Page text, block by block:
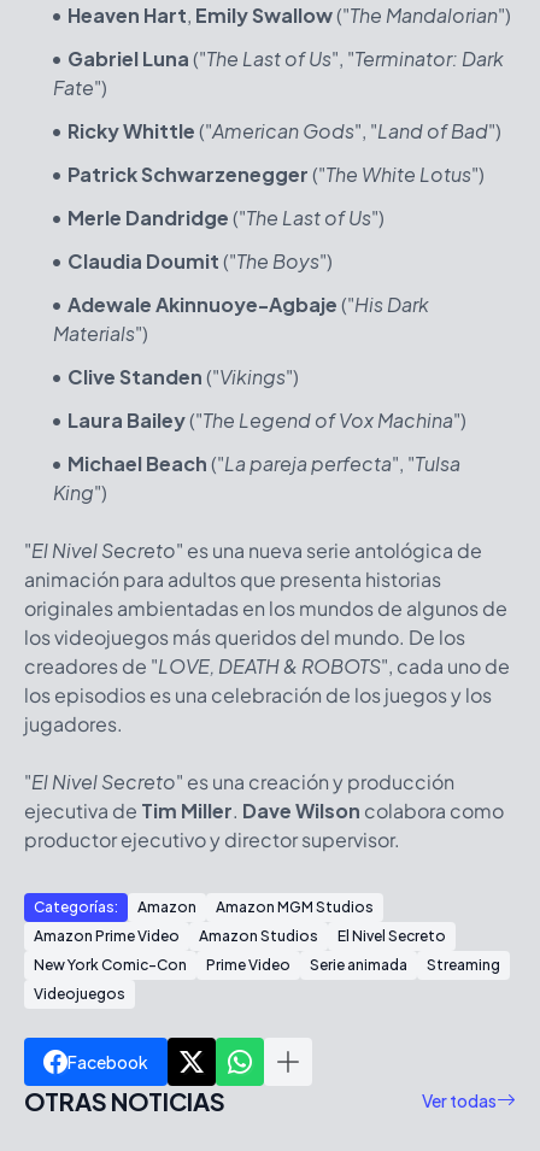
Heaven Hart, Emily Swallow("The Mandalorian")
Gabriel Luna("The Last of Us", "Terminator: Dark
Fate")
Ricky Whittle("American Gods", "Land of Bad")
Patrick Schwarzenegger("The White Lotus")
Merle Dandridge("The Last of Us")
Claudia Doumit("The Boys")
Adewale Akinnuoye-Agbaje("His Dark
Materials")
Clive Standen("Vikings")
Laura Bailey("The Legend of Vox Machina")
Michael Beach("La pareja perfecta", "Tulsa
King")
"El Nivel Secreto" es una nueva serie antológica de
animación para adultos que presenta historias
originales ambientadas en los mundos de algunos de
los videojuegos más queridos del mundo. De los
creadores de "LOVE, DEATH & ROBOTS", cada uno de
los episodios es una celebración de los juegos y los
jugadores.
"El Nivel Secreto" es una creación y producción
ejecutiva de Tim Miller. Dave Wilson colabora como
productor ejecutivo y director supervisor.
Categorías: Amazon
Amazon MGM Studios
Amazon Prime Video
Amazon Studios
El Nivel Secreto
New York Comic-Con
Prime Video Serie animada
Streaming
Videojuegos
Facebook
OTRAS NOTICIAS Ver todas